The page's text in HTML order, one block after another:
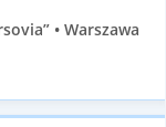
• Warszawa